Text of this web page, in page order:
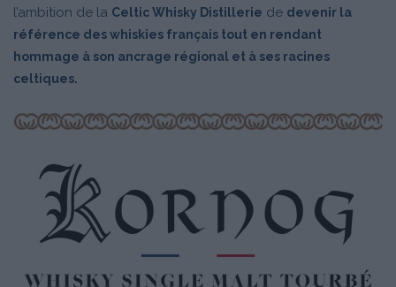
l’ambition de la Celtic Whisky Distillerie de devenir la
référence des whiskies français tout en rendant
hommage à son ancrage régional et à ses racines
celtiques.